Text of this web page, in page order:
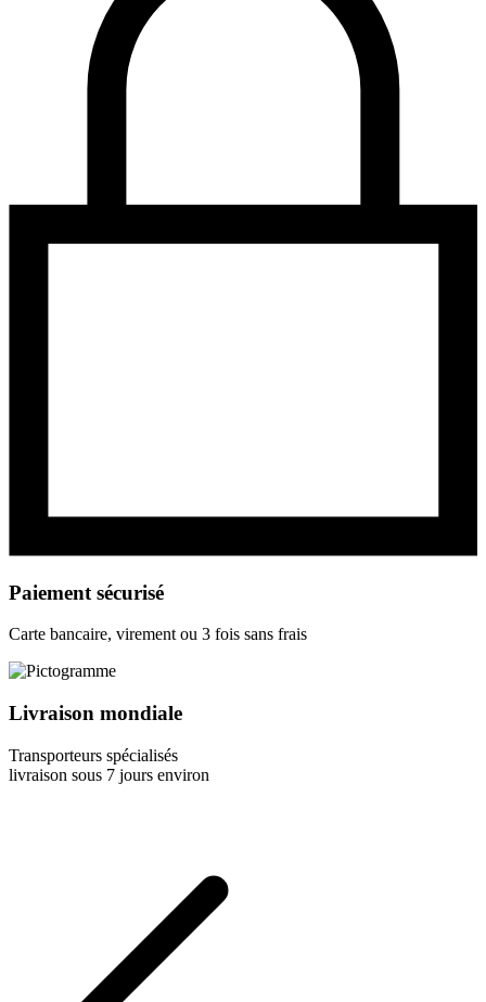
Paiement sécurisé
Carte bancaire, virement ou 3 fois sans frais
Livraison mondiale
Transporteurs spécialisés
livraison sous 7 jours environ